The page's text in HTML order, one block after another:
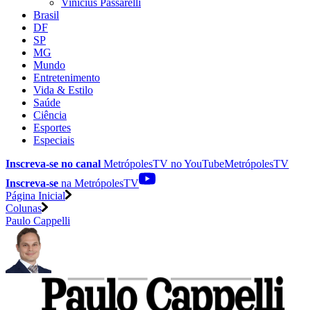
Brasil
DF
SP
MG
Mundo
Entretenimento
Vida & Estilo
Saúde
Ciência
Esportes
Especiais
Inscreva-se no canal MetrópolesTV noYouTubeMetrópolesTV
Inscreva-se na MetrópolesTV
Página Inicial
Colunas
Paulo Cappelli